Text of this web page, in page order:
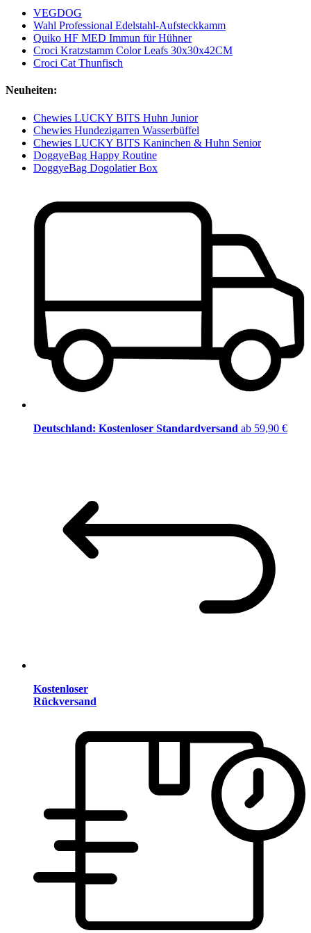
VEGDOG
Wahl Professional Edelstahl-Aufsteckkamm
Quiko HF MED Immun für Hühner
Croci Kratzstamm Color Leafs 30x30x42CM
Croci Cat Thunfisch
Neuheiten:
Chewies LUCKY BITS Huhn Junior
Chewies Hundezigarren Wasserbüffel
Chewies LUCKY BITS Kaninchen & Huhn Senior
DoggyeBag Happy Routine
DoggyeBag Dogolatier Box
Deutschland: Kostenloser Standardversand ab 59,90 €
Kostenloser
Rückversand